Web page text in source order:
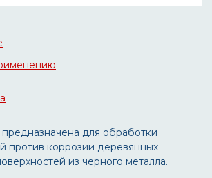
предназначена для обработки
против коррозии деревянных
из черного металла.